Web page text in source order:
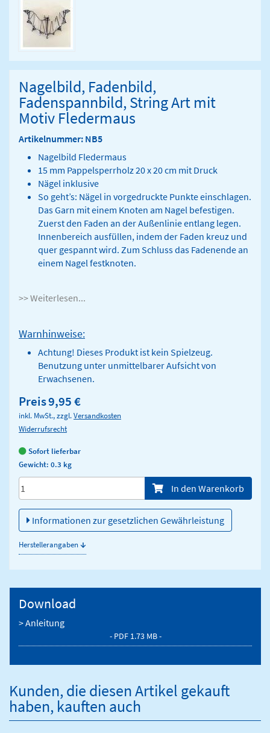
Nagelbild, Fadenbild,
Fadenspannbild, String Art mit
Motiv Fledermaus
Artikelnummer: NB5
Nagelbild Fledermaus
15 mm Pappelsperrholz 20 x 20 cm mit Druck
Nägel inklusive
So geht’s: Nägel in vorgedruckte Punkte einschlagen.
Das Garn mit einem Knoten am Nagel befestigen.
Zuerst den Faden an der Außenlinie entlang legen.
Innenbereich ausfüllen, indem der Faden kreuz und
quer gespannt wird. Zum Schluss das Fadenende an
einem Nagel festknoten.
>> Weiterlesen...
Warnhinweise:
Achtung! Dieses Produkt ist kein Spielzeug.
Benutzung unter unmittelbarer Aufsicht von
Erwachsenen.
Preis9,95 €
inkl. MwSt., zzgl.Versandkosten
Widerrufsrecht
Sofort lieferbar
Gewicht: 0.3 kg
Menge/Pieces In den Warenkorb
Informationen zur gesetzlichen Gewährleistung
Herstellerangaben↓
Download
> Anleitung
- PDF 1.73 MB -
Kunden, die diesen Artikel gekauft
haben, kauften auch